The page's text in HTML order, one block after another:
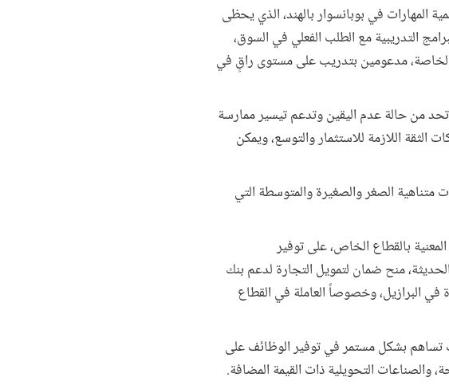
المهارات في بوبانسوار بالهند، الذي يحظى
وبفضل توافق البرامج التدريبية مع الطلب الفعلي في السوق،
مدعومين بتدريب على مستوى راقٍ في
تحد من حالة عدم اليقين وتدعم تيسير ممارسة
اللازمة للاستثمار والتوسع، ويمكن
الصغر والصغيرة والمتوسطة التي
بالقطاع الخاص، على توفير
منح ضمان لتمويل التجارة لدعم بنك
الصغيرة في البرازيل، وخصوصاً العاملة في القطاع
تساهم بشكل مستمر في توفير الوظائف على
والصناعات التحويلية ذات القيمة المضافة.